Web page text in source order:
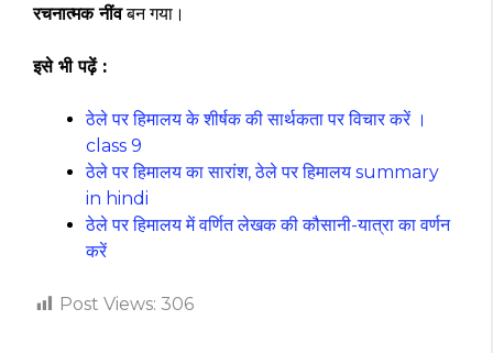
रचनात्मक नींवबन गया।
इसे भी पढ़ें :
ठेले पर हिमालय के शीर्षक की सार्थकता पर विचार करें ।
class 9
ठेले पर हिमालय का सारांश, ठेले पर हिमालय summary
in hindi
ठेले पर हिमालय में वर्णित लेखक की कौसानी-यात्रा का वर्णन
करें
Post Views: 306